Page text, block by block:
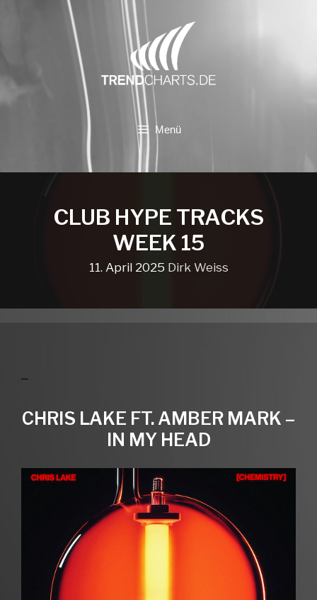
Menü
CLUB HYPE TRACKS
WEEK 15
11. April 2025 Dirk Weiss
CHRIS LAKE FT. AMBER MARK –
IN MY HEAD